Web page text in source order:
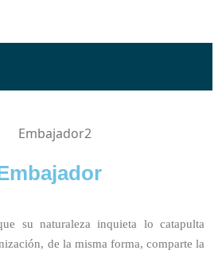
su naturaleza inquieta lo catapulta
de la misma forma, comparte la